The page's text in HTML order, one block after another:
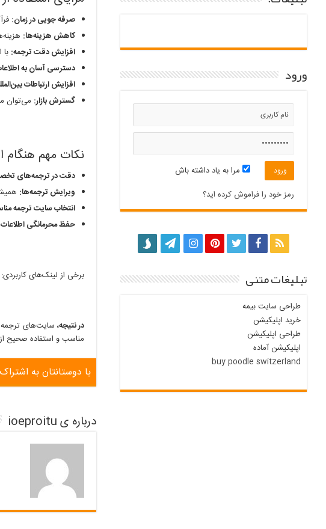
صرفه جویی در زمان:
کاهش هزینه‌ها:
افزایش دقت ترجمه:
دسترسی آسان به
افزایش ارتباطات
گسترش بازار: می‌توان
نکات مهم هنگام
دقت در ترجمه‌های
ویرایش ترجمه‌ها:
انتخاب سایت ترجمه
حفظ محرمانگی اطلاعات
برخی از لینک‌های کاربردی:
در نتیجه، سایت‌های ترجمه
مناسب و استفاده صحیح
با دوستانتان به
درباره ی ioeproitu
ورود
مرا به یاد داشته باش
رمز خود را فراموش کرده اید؟
تبلیغات متنی
طراحی سایت بیمه
خرید اپلیکیشن
طراحی اپلیکیشن
اپلیکیشن آماده
buy poodle switzerland